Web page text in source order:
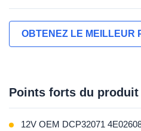
OBTENEZ LE MEILLEUR
Points forts du produit
12V OEM DCP32071